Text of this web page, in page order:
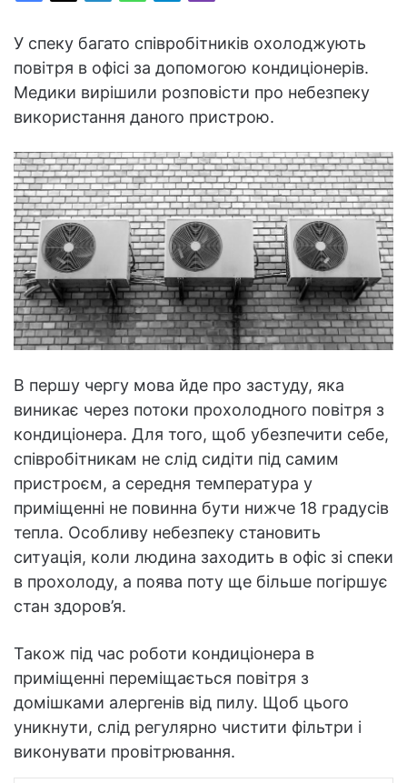
У спеку багато співробітників охолоджують
повітря в офісі за допомогою кондиціонерів.
Медики вирішили розповісти про небезпеку
використання даного пристрою.
В першу чергу мова йде про застуду, яка
виникає через потоки прохолодного повітря з
кондиціонера. Для того, щоб убезпечити себе,
співробітникам не слід сидіти під самим
пристроєм, а середня температура у
приміщенні не повинна бути нижче 18 градусів
тепла. Особливу небезпеку становить
ситуація, коли людина заходить в офіс зі спеки
в прохолоду, а поява поту ще більше погіршує
стан здоров’я.
Також під час роботи кондиціонера в
приміщенні переміщається повітря з
домішками алергенів від пилу. Щоб цього
уникнути, слід регулярно чистити фільтри і
виконувати провітрювання.